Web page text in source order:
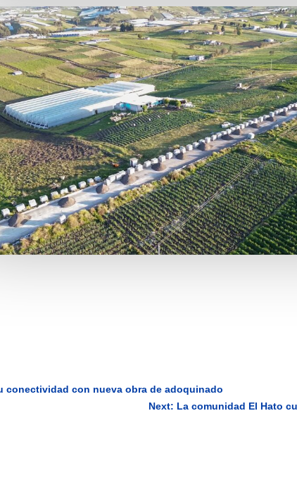
conectividad con nueva obra de adoquinado
Next: La comunidad El Hato